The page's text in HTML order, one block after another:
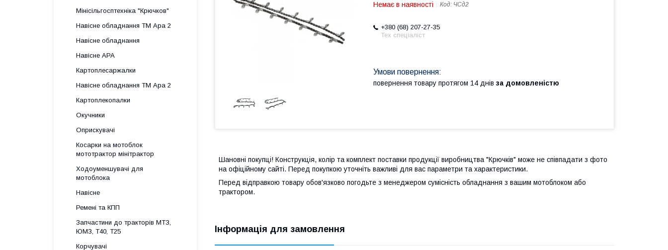
Немає в наявності Код: ЧСд2
+380 (68) 207-27-35
Тех спеціаліст
повернення товару протягом 14 днів за домовленістю
Шановні покупці! Конструкція, колір та комплект поставки продукції виробництва "Крючків" може не співпадати з фото
на офіційному сайті. Перед покупкою уточніть важливі для вас параметри та характеристики.
Перед відправкою товару обов'язково погодьте з менеджером сумісність обладнання з вашим мотоблоком або
трактором.
Інформація для замовлення
Мінісільгосптехніка "Крючков"
Навісне обладнання ТМ Ара 2
Навісне обладнання
Навісне АРА
Картоплесаржалки
Навісне обладнання ТМ Ара 2
Картоплекопалки
Окучники
Оприскувачі
Косарки на мотоблок
мототрактор мінітрактор
Ходоуменшувачі для
мотоблока
Навісне
Ремені та КПП
Запчастини до тракторів МТЗ,
ЮМЗ, Т40, Т25
Корчувачі